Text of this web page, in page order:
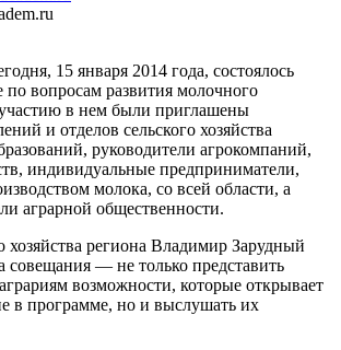
15 января 2014 года, состоялось
по вопросам развития молочного
в нем были приглашены
и отделов сельского хозяйства
руководители агрокомпаний,
индивидуальные предприниматели,
молока, со всей области, а
аграрной общественности.
хозяйства региона Владимир Зарудный
совещания — не только представить
возможности, которые открывает
в программе, но и выслушать их